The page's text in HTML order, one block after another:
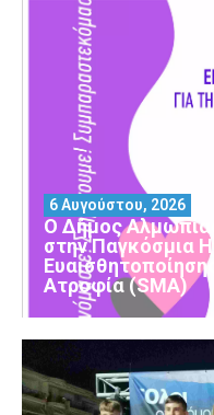
Ο Δήμος
στην Παγκόσμια
Ατροφία (SMA)
6 Αυγούστου, 2026